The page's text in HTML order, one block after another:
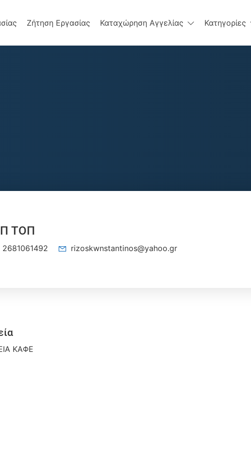
Ζήτηση Εργασίας Καταχώρηση Αγγελίας Κατηγορίες
ΤΟΠ
2681061492 rizoskwnstantinos@yahoo.gr
ΚΑΦΕ